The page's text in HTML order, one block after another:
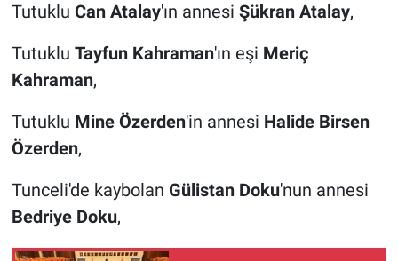
Tutuklu Can Atalay'ın annesi Şükran Atalay,
Tutuklu Tayfun Kahraman'ın eşi Meriç
Kahraman,
Tutuklu Mine Özerden'in annesi Halide Birsen
Özerden,
Tunceli'de kaybolan Gülistan Doku'nun annesi
Bedriye Doku,